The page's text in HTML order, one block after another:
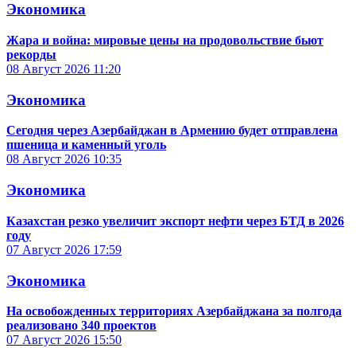
Экономика
Жара и война: мировые цены на продовольствие бьют
рекорды
08 Август 2026 11:20
Экономика
Сегодня через Азербайджан в Армению будет отправлена
пшеница и каменный уголь
08 Август 2026 10:35
Экономика
Казахстан резко увеличит экспорт нефти через БТД в 2026
году
07 Август 2026 17:59
Экономика
На освобожденных территориях Азербайджана за полгода
реализовано 340 проектов
07 Август 2026 15:50